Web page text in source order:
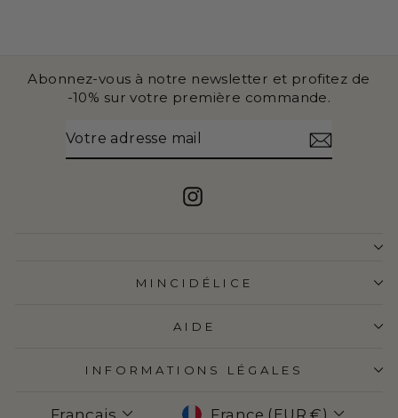
Abonnez-vous à notre newsletter et profitez de
-10% sur votre première commande.
ADRESSE
Instagram
MINCIDÉLICE
AIDE
INFORMATIONS LÉGALES
Français France (EUR €)